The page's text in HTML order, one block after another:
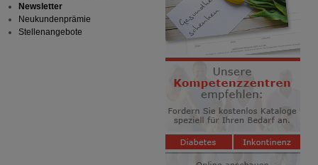
Newsletter
Neukundenprämie
Stellenangebote